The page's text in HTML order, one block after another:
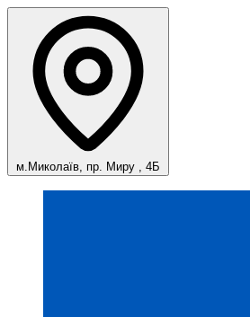
м.Миколаїв, пр. Миру , 4Б